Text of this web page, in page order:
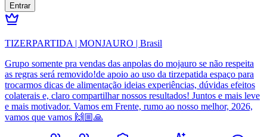
Entrar
TIZERPARTIDA | MONJAURO | Brasil
Grupo somente pra vendas das anpolas do mojauro se não respeita
as regras será removido!de apoio ao uso da tirzepatida espaço para
trocarmos dicas de alimentação ideias experiências, dúvidas efeitos
colaterais e, claro compartilhar nossos resultados! Juntos e mais leve
e mais motivador. Vamos em Frente, rumo ao nosso melhor, 2026,
vamos que vamos 🙌🏼🙏